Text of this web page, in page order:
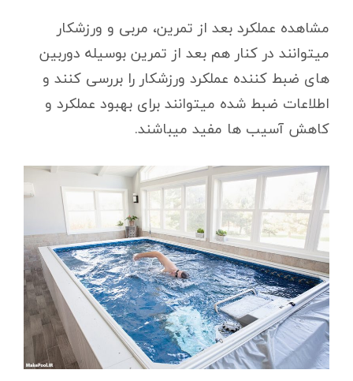
مشاهده عملکرد بعد از تمرین، مربی و ورزشکار
میتوانند در کنار هم بعد از تمرین بوسیله دوربین
های ضبط کننده عملکرد ورزشکار را بررسی کنند و
اطلاعات ضبط شده میتوانند برای بهبود عملکرد و
کاهش آسیب ها مفید میباشند.